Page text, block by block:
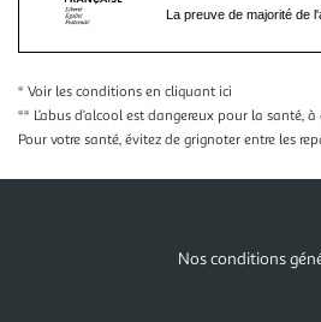
La preuve de majorité de
* Voir les conditions en cliquant ici
** L’abus d’alcool est dangereux pour la santé,
Pour votre santé, évitez de grignoter entre les
Nos conditions